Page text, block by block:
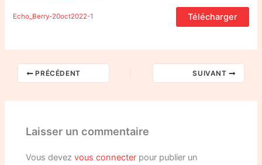
Echo_Berry-20oct2022-1 Télécharger
PRÉCÉDENT SUIVANT
Laisser un commentaire
Vous devezvous connecter pour publier un